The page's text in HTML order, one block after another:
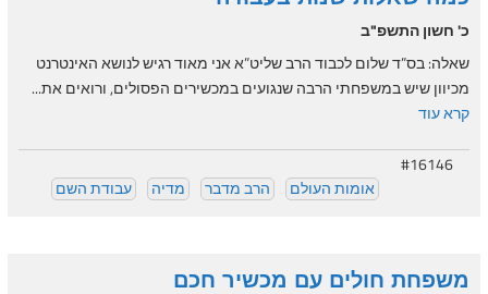
כ' חשון התשפ"ב
שאלה: בס”ד שלום לכבוד הרב שליט”א אני מאוד רגיש לנושא האינטרנט
מכיוון שיש במשפחתי הרבה שנגועים במכשירים הפסולים, ורואים את...
קרא עוד
#16146
אומות העולם
הרב מדבר מדיה עבודת השם
משפחת חולים עם מכשיר חכם